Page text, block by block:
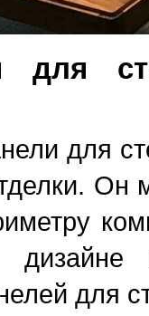
для
для
Он
дизайне
для